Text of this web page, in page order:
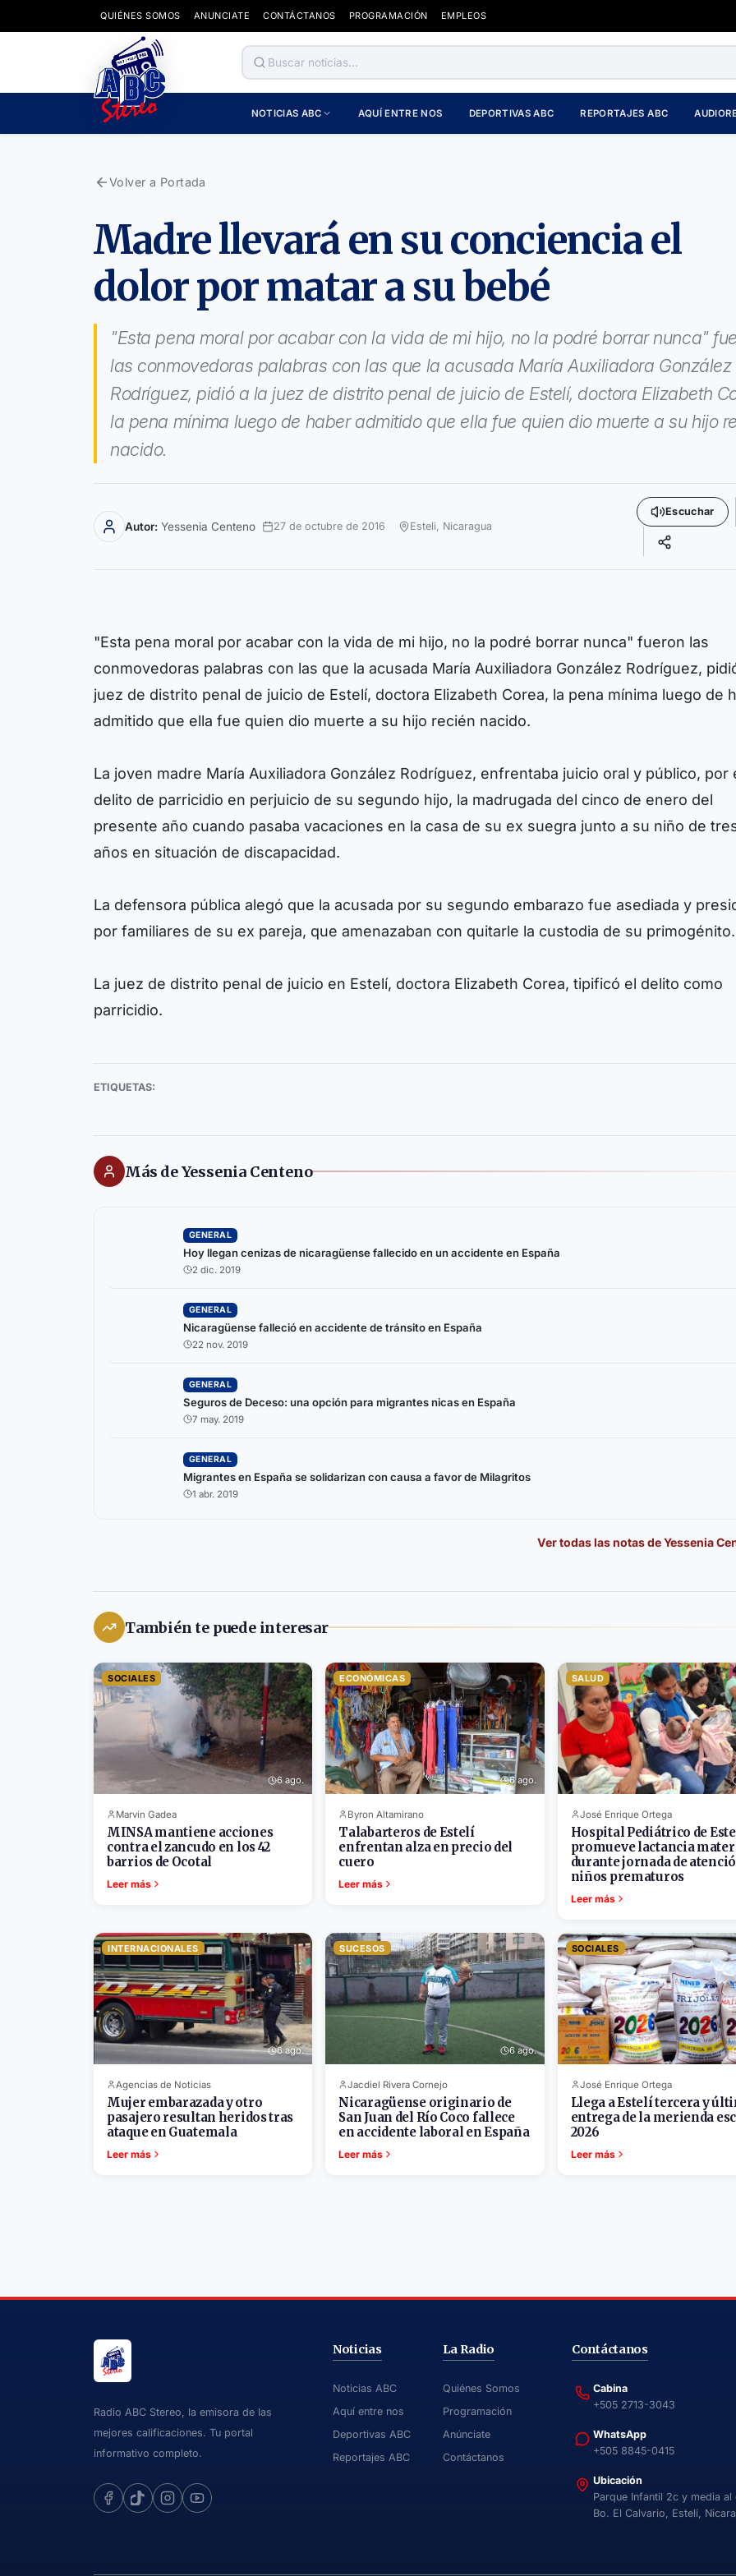
QUIÉNES SOMOS ANUNCIATE CONTÁCTANOS PROGRAMACIÓN EMPLEOS
NOTICIAS ABC AQUÍ ENTRE NOS DEPORTIVAS ABC REPORTAJES ABC
Volver a Portada
Madre llevará en su conciencia el
dolor por matar a su bebé
"Esta pena moral por acabar con la vida de mi hijo, no la podré borrar nunca"
las conmovedoras palabras con las que la acusada María Auxiliadora González
Rodríguez, pidió a la juez de distrito penal de juicio de Estelí, doctora Elizabeth
la pena mínima luego de haber admitido que ella fue quien dio muerte a su hijo
nacido.
Autor: Yessenia Centeno 27 de octubre de 2016 Esteli, Nicaragua
Escuchar
"Esta pena moral por acabar con la vida de mi hijo, no la podré borrar nunca" fueron las
conmovedoras palabras con las que la acusada María Auxiliadora González Rodríguez,
juez de distrito penal de juicio de Estelí, doctora Elizabeth Corea, la pena mínima luego de
admitido que ella fue quien dio muerte a su hijo recién nacido.
La joven madre María Auxiliadora González Rodríguez, enfrentaba juicio oral y público, por
delito de parricidio en perjuicio de su segundo hijo, la madrugada del cinco de enero del
presente año cuando pasaba vacaciones en la casa de su ex suegra junto a su niño de
años en situación de discapacidad.
La defensora pública alegó que la acusada por su segundo embarazo fue asediada y
por familiares de su ex pareja, que amenazaban con quitarle la custodia de su primogénito.
La juez de distrito penal de juicio en Estelí, doctora Elizabeth Corea, tipificó el delito como
parricidio.
ETIQUETAS:
Más de Yessenia Centeno
GENERAL
Hoy llegan cenizas de nicaragüense fallecido en un accidente en España
2 dic. 2019
GENERAL
Nicaragüense falleció en accidente de tránsito en España
22 nov. 2019
GENERAL
Seguros de Deceso: una opción para migrantes nicas en España
7 may. 2019
GENERAL
Migrantes en España se solidarizan con causa a favor de Milagritos
1 abr. 2019
Ver todas las notas deYessenia
También te puede interesar
SOCIALES
6 ago.
Marvin Gadea
MINSA mantiene acciones
contra el zancudo en los 42
barrios de Ocotal
Leer más
ECONÓMICAS
6 ago.
Byron Altamirano
Talabarteros de Estelí
enfrentan alza en precio del
cuero
Leer más
SALUD
José Enrique Ortega
Hospital Pediátrico de
promueve lactancia
durante jornada de
niños prematuros
Leer más
INTERNACIONALES
6 ago.
Agencias de Noticias
Mujer embarazada y otro
pasajero resultan heridos tras
ataque en Guatemala
Leer más
SUCESOS
6 ago.
Jacdiel Rivera Cornejo
Nicaragüense originario de
San Juan del Río Coco fallece
en accidente laboral en España
Leer más
SOCIALES
José Enrique Ortega
Llega a Estelí tercera y
entrega de la merienda
2026
Leer más
Radio ABC Stereo, la emisora de las
mejores calificaciones. Tu portal
informativo completo.
Noticias
Noticias ABC
Aquí entre nos
Deportivas ABC
Reportajes ABC
La Radio
Quiénes Somos
Programación
Anúnciate
Contáctanos
Contáctanos
Cabina
+505 2713-3043
WhatsApp
+505 8845-0415
Ubicación
Parque Infantil 2c y media al
Bo. El Calvario, Estelí,